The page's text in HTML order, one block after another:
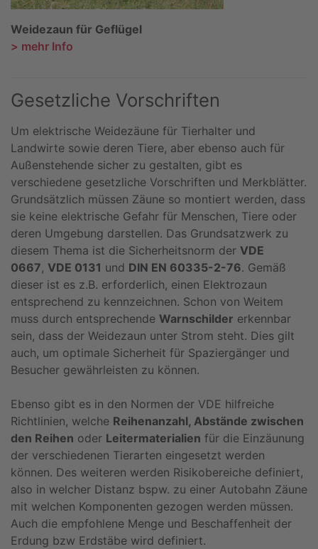
Weidezaun für Geflügel
> mehr Info
Gesetzliche Vorschriften
Um elektrische Weidezäune für Tierhalter und
Landwirte sowie deren Tiere, aber ebenso auch für
Außenstehende sicher zu gestalten, gibt es
verschiedene gesetzliche Vorschriften und Merkblätter.
Grundsätzlich müssen Zäune so montiert werden, dass
sie keine elektrische Gefahr für Menschen, Tiere oder
deren Umgebung darstellen. Das Grundsatzwerk zu
diesem Thema ist die Sicherheitsnorm der VDE
0667, VDE 0131 und DIN EN 60335-2-76. Gemäß
dieser ist es z.B. erforderlich, einen Elektrozaun
entsprechend zu kennzeichnen. Schon von Weitem
muss durch entsprechende Warnschilder erkennbar
sein, dass der Weidezaun unter Strom steht. Dies gilt
auch, um optimale Sicherheit für Spaziergänger und
Besucher gewährleisten zu können.
Ebenso gibt es in den Normen der VDE hilfreiche
Richtlinien, welche Reihenanzahl, Abstände zwischen
den Reihen oder Leitermaterialien für die Einzäunung
der verschiedenen Tierarten eingesetzt werden
können. Des weiteren werden Risikobereiche definiert,
also in welcher Distanz bspw. zu einer Autobahn Zäune
mit welchen Komponenten gezogen werden müssen.
Auch die empfohlene Menge und Beschaffenheit der
Erdung bzw Erdstäbe wird definiert.